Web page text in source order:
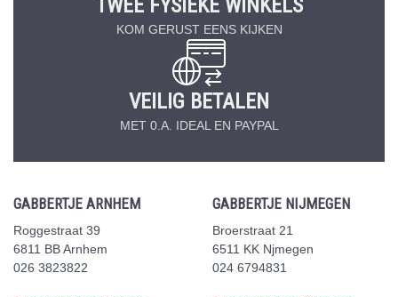
TWEE FYSIEKE WINKELS
KOM GERUST EENS KIJKEN
VEILIG BETALEN
MET 0.A. IDEAL EN PAYPAL
GABBERTJE ARNHEM
Roggestraat 39
6811 BB Arnhem
026 3823822
GABBERTJE NIJMEGEN
Broerstraat 21
6511 KK Njmegen
024 6794831